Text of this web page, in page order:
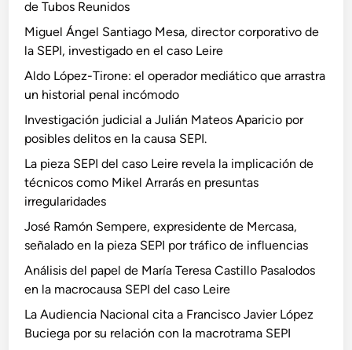
de Tubos Reunidos
Miguel Ángel Santiago Mesa, director corporativo de
la SEPI, investigado en el caso Leire
Aldo López-Tirone: el operador mediático que arrastra
un historial penal incómodo
Investigación judicial a Julián Mateos Aparicio por
posibles delitos en la causa SEPI.
La pieza SEPI del caso Leire revela la implicación de
técnicos como Mikel Arrarás en presuntas
irregularidades
José Ramón Sempere, expresidente de Mercasa,
señalado en la pieza SEPI por tráfico de influencias
Análisis del papel de María Teresa Castillo Pasalodos
en la macrocausa SEPI del caso Leire
La Audiencia Nacional cita a Francisco Javier López
Buciega por su relación con la macrotrama SEPI